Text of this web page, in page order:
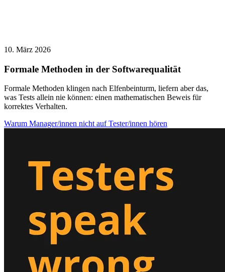
10. März 2026
Formale Methoden in der Softwarequalität
Formale Methoden klingen nach Elfenbeinturm, liefern aber das,
was Tests allein nie können: einen mathematischen Beweis für
korrektes Verhalten.
Warum Manager/innen nicht auf Tester/innen hören